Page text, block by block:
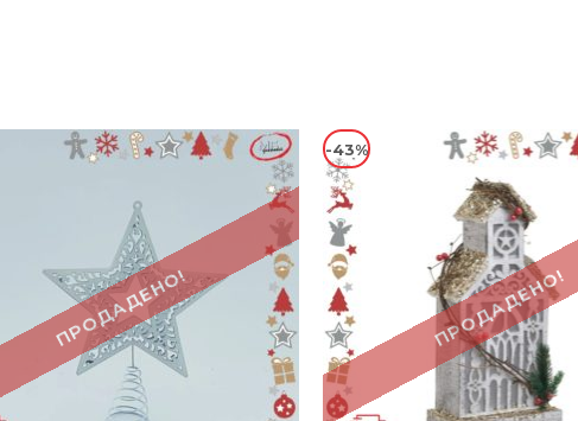
ПРОДАДЕНО! ПРОДАДЕНО!
-43%